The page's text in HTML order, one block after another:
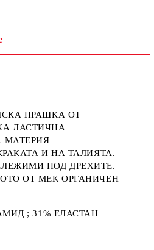
ПРАШКА ОТ
ЛАСТИЧНА
МАТЕРИЯ
И НА ТАЛИЯТА.
ПОД ДРЕХИТЕ.
ОТ МЕК ОРГАНИЧЕН
; 31% ЕЛАСТАН